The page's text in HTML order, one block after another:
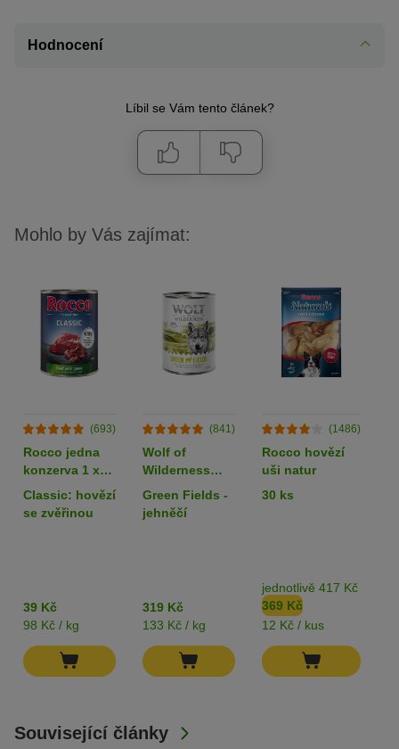
Hodnocení
Líbil se Vám tento článek?
Související články
Mohlo by Vás zajímat:
(693)
Rocco jedna
konzerva 1 x
400 g
Classic: hovězí
se zvěřinou
39 Kč
98 Kč / kg
(841)
Wolf of
Wilderness
Adult 6 x 400 g
- single protein
Green Fields -
jehněčí
319 Kč
133 Kč / kg
(1486)
Rocco hovězí
uši natur
30 ks
jednotlivě 417 Kč
369 Kč
12 Kč / kus